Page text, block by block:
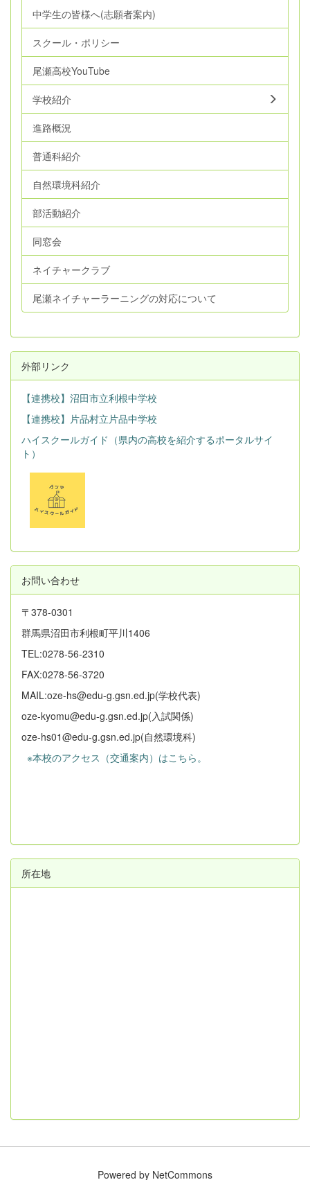
中学生の皆様へ(志願者案内)
スクール・ポリシー
尾瀬高校YouTube
学校紹介
進路概況
普通科紹介
自然環境科紹介
部活動紹介
同窓会
ネイチャークラブ
尾瀬ネイチャーラーニングの対応について
外部リンク
【連携校】沼田市立利根中学校
【連携校】片品村立片品中学校
ハイスクールガイド（県内の高校を紹介するポータルサイ
ト）
お問い合わせ
〒378-0301
群馬県沼田市利根町平川1406
TEL:0278-56-2310
FAX:0278-56-3720
MAIL:oze-hs@edu-g.gsn.ed.jp(学校代表)
oze-kyomu@edu-g.gsn.ed.jp(入試関係)
oze-hs01@edu-g.gsn.ed.jp(自然環境科)
※本校のアクセス（交通案内）はこちら。
所在地
Powered by NetCommons